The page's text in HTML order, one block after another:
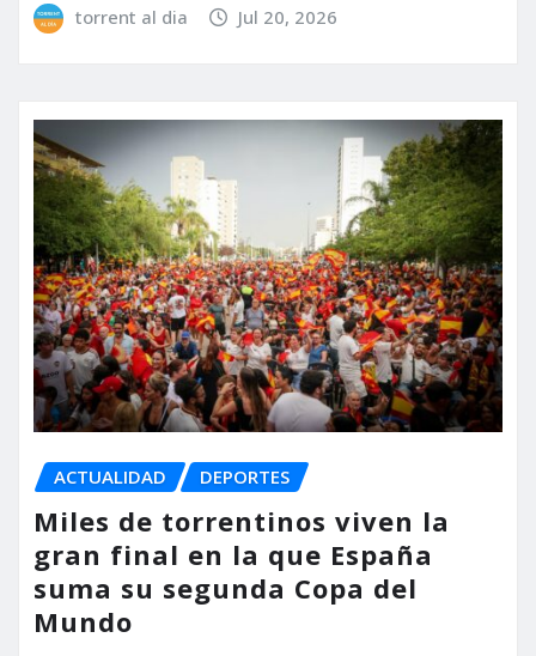
torrent al dia Jul 20, 2026
ACTUALIDAD DEPORTES
Miles de torrentinos viven la
gran final en la que España
suma su segunda Copa del
Mundo